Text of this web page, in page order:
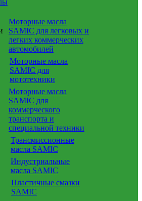
Моторные масла
SAMIC для легковых и
легких коммерческих
автомобилей
Моторные масла
SAMIC для
мототехники
Моторные масла
SAMIC для
коммерческого
транспорта и
специальной техники
Трансмиссионные
масла SAMIC
Индустриальные
масла SAMIC
Пластичные смазки
SAMIC